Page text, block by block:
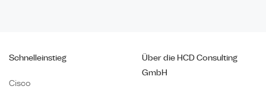
Schnelleinstieg
Cisco
Über die HCD Consulting
GmbH